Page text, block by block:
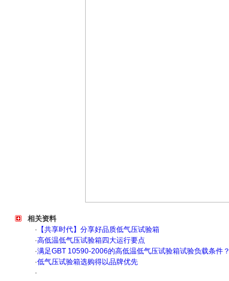
相关资料
· 【共享时代】分享好品质低气压试验箱
·高低温低气压试验箱四大运行要点
·满足GBT 10590-2006的高低温低气压试验箱试验负载条件？
·低气压试验箱选购得以品牌优先
·